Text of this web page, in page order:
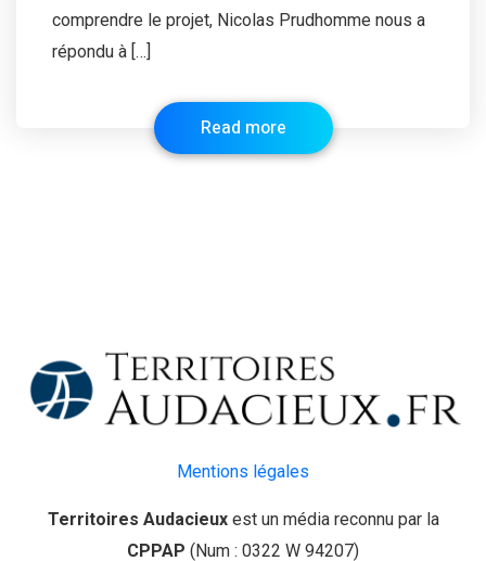
comprendre le projet, Nicolas Prudhomme nous a
répondu à […]
Read more
Mentions légales
Territoires Audacieuxest un média reconnu par la
CPPAP (Num : 0322 W 94207)